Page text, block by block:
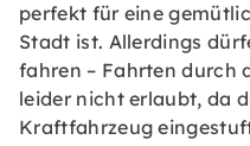
perfekt für eine
Stadt ist. Allerdings
fahren – Fahrten durch
leider nicht erlaubt, da
Kraftfahrzeug